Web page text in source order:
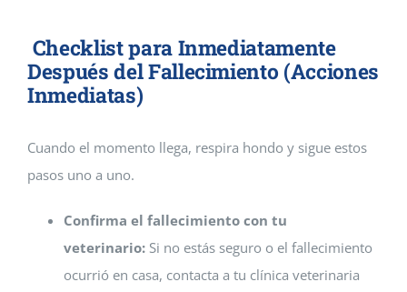
Checklist para Inmediatamente
Después del Fallecimiento (Acciones
Inmediatas)
Cuando el momento llega, respira hondo y sigue estos
pasos uno a uno.
Confirma el fallecimiento con tu
veterinario: Si no estás seguro o el fallecimiento
ocurrió en casa, contacta a tu clínica veterinaria